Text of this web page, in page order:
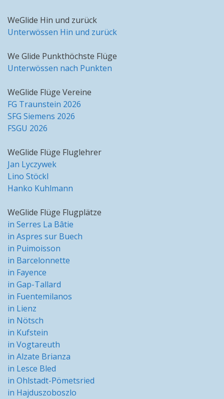
WeGlide Hin und zurück
Unterwössen Hin und zurück
We Glide Punkthöchste Flüge
Unterwössen nach Punkten
WeGlide Flüge Vereine
FG Traunstein 2026
SFG Siemens 2026
FSGU 2026
WeGlide Flüge Fluglehrer
Jan Lyczywek
Lino Stöckl
Hanko Kuhlmann
WeGlide Flüge Flugplätze
in Serres La Bâtie
in Aspres sur Buech
in Puimoisson
in Barcelonnette
in Fayence
in Gap-Tallard
in Fuentemilanos
in Lienz
in Nötsch
in Kufstein
in Vogtareuth
in Alzate Brianza
in Lesce Bled
in Ohlstadt-Pömetsried
in Hajduszoboszlo